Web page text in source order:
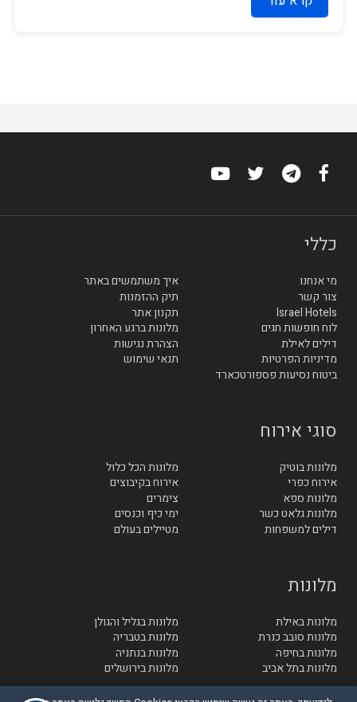
כללי
מי אנחנו
איך משתמשים באתר
צור קשר
תיק ההזמנות
Israel Hotels
תקנון אתר
לוח חופשות חגים
מלונות ברגע האחרון
דילים לאילת
הצהרת נגישות
מדיניות הפרטיות
תנאי שימוש
ביטוח נסיעות פספורטכארד
סוגי אירוח
מלונות בוטיק
מלונות הכל כלול
אירוח כפרי
אירוח בקיבוצים
מלונות ספא
צימרים
מלונות גלאט כשר
ימי כיף וכנסים
דילים למשפחות
מטיילים בעולם
מלונות
מלונות באילת
מלונות בגליל והגולן
מלונות סובב כנרת
מלונות בטבריה
מלונות בחיפה
מלונות בנתניה
מלונות בתל אביב
מלונות בירושלים